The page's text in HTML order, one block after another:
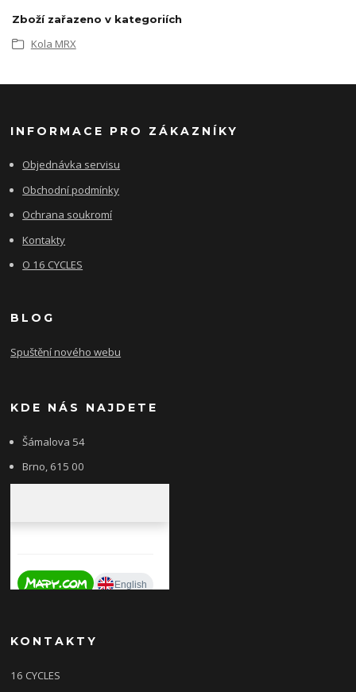
Zboží zařazeno v kategoriích
Kola MRX
INFORMACE PRO ZÁKAZNÍKY
Objednávka servisu
Obchodní podmínky
Ochrana soukromí
Kontakty
O 16 CYCLES
BLOG
Spuštění nového webu
KDE NÁS NAJDETE
Šámalova 54
Brno, 615 00
KONTAKTY
16 CYCLES